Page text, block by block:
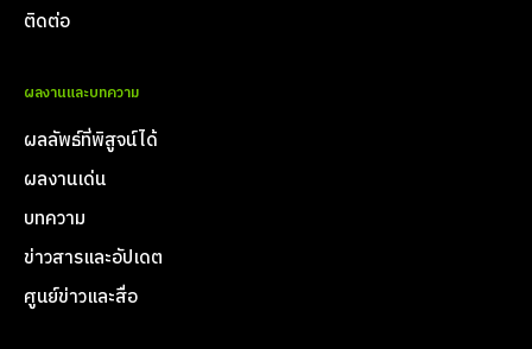
ติดต่อ
ผลงานและบทความ
ผลลัพธ์ที่พิสูจน์ได้
ผลงานเด่น
บทความ
ข่าวสารและอัปเดต
ศูนย์ข่าวและสื่อ